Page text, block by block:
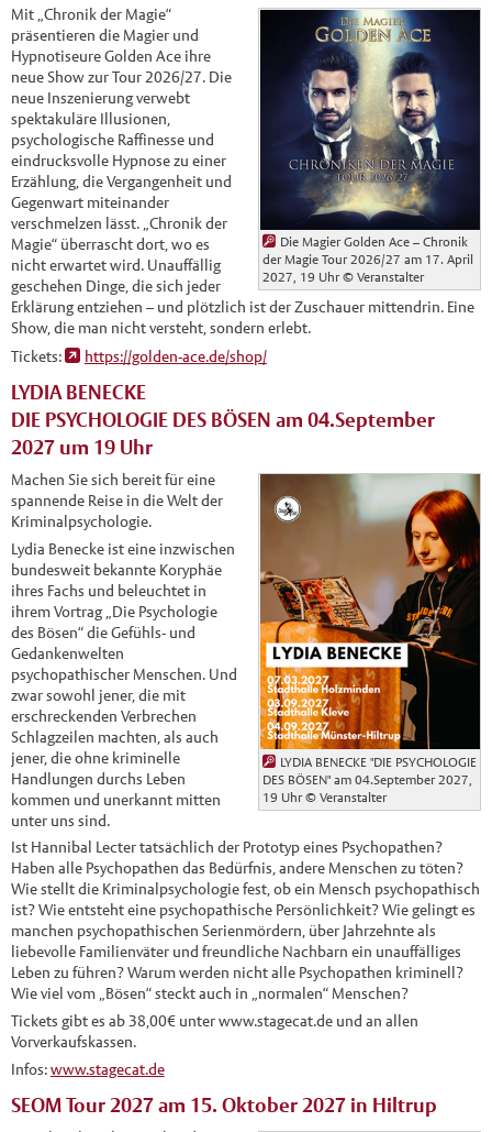
Die Magier Golden Ace – Chronik
der Magie Tour 2026/27 am 17. April
2027, 19 Uhr © Veranstalter
Mit „Chronik der Magie“
präsentieren die Magier und
Hypnotiseure Golden Ace ihre
neue Show zur Tour 2026/27. Die
neue Inszenierung verwebt
spektakuläre Illusionen,
psychologische Raffinesse und
eindrucksvolle Hypnose zu einer
Erzählung, die Vergangenheit und
Gegenwart miteinander
verschmelzen lässt. „Chronik der
Magie“ überrascht dort, wo es
nicht erwartet wird. Unauffällig
geschehen Dinge, die sich jeder
Erklärung entziehen – und plötzlich ist der Zuschauer mittendrin. Eine
Show, die man nicht versteht, sondern erlebt.
Tickets:
https://golden-ace.de/shop/
LYDIA BENECKE
DIE PSYCHOLOGIE DES BÖSEN am 04.September
2027 um 19 Uhr
LYDIA BENECKE "DIE PSYCHOLOGIE
DES BÖSEN" am 04.September 2027,
19 Uhr© Veranstalter
Machen Sie sich bereit für eine
spannende Reise in die Welt der
Kriminalpsychologie.
Lydia Benecke ist eine inzwischen
bundesweit bekannte Koryphäe
ihres Fachs und beleuchtet in
ihrem Vortrag „Die Psychologie
des Bösen“ die Gefühls- und
Gedankenwelten
psychopathischer Menschen. Und
zwar sowohl jener, die mit
erschreckenden Verbrechen
Schlagzeilen machten, als auch
jener, die ohne kriminelle
Handlungen durchs Leben
kommen und unerkannt mitten
unter uns sind.
Ist Hannibal Lecter tatsächlich der Prototyp eines Psychopathen?
Haben alle Psychopathen das Bedürfnis, andere Menschen zu töten?
Wie stellt die Kriminalpsychologie fest, ob ein Mensch psychopathisch
ist? Wie entsteht eine psychopathische Persönlichkeit? Wie gelingt es
manchen psychopathischen Serienmördern, über Jahrzehnte als
liebevolle Familienväter und freundliche Nachbarn ein unauffälliges
Leben zu führen? Warum werden nicht alle Psychopathen kriminell?
Wie viel vom „Bösen“ steckt auch in „normalen“ Menschen?
Tickets gibt es ab 38,00€ unter www.stagecat.de und an allen
Vorverkaufskassen.
Infos:www.stagecat.de
SEOM Tour 2027 am 15. Oktober 2027 in Hiltrup